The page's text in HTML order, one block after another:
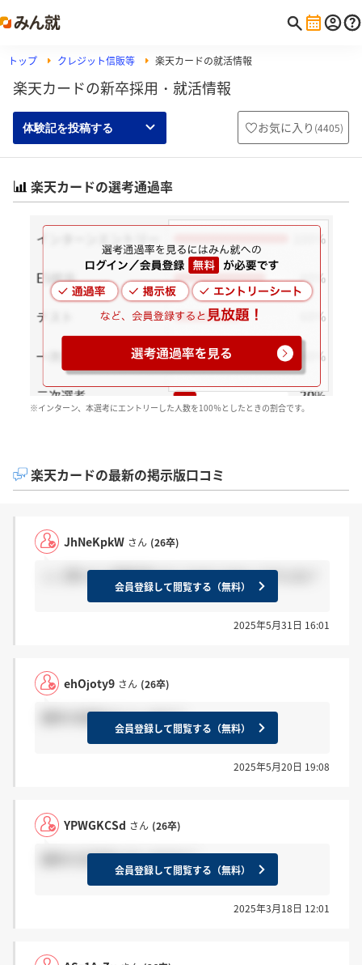
トップ クレジット信販等 楽天カードの就活情報
楽天カードの新卒採用・就活情報
体験記を投稿する お気に入り (4405)
楽天カードの選考通過率
※インターン、本選考にエントリーした人数を100％としたときの割合です。
楽天カードの最新の掲示版口コミ
JhNeKpkW さん (26卒)
ここ落ちたら審査通らなくなるとかないですよね？
会員登録して閲覧する（無料）
2025年5月31日 16:01
ehOjoty9 さん (26卒)
最終の結果きた人います？
会員登録して閲覧する（無料）
2025年5月20日 19:08
YPWGKCSd さん (26卒)
最終の合否来た方いますか？
会員登録して閲覧する（無料）
2025年3月18日 12:01